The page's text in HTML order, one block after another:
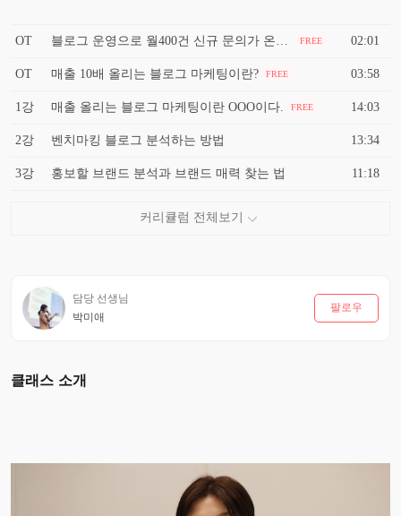
OT FREE 02:01
OT 매출 10배 올리는 블로그 마케팅이란? FREE 03:58
1강 매출 올리는 블로그 마케팅이란 OOO이다. FREE 14:03
2강 벤치마킹 블로그 분석하는 방법 13:34
3강 홍보할 브랜드 분석과 브랜드 매력 찾는 법 11:18
담당 선생님
박미애
팔로우
클래스 소개